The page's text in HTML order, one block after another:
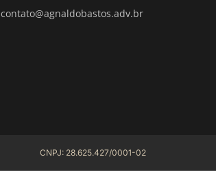
contato@agnaldobastos.adv.br
CNPJ: 28.625.427/0001-02